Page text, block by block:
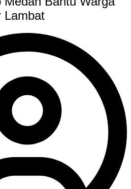
Lambat